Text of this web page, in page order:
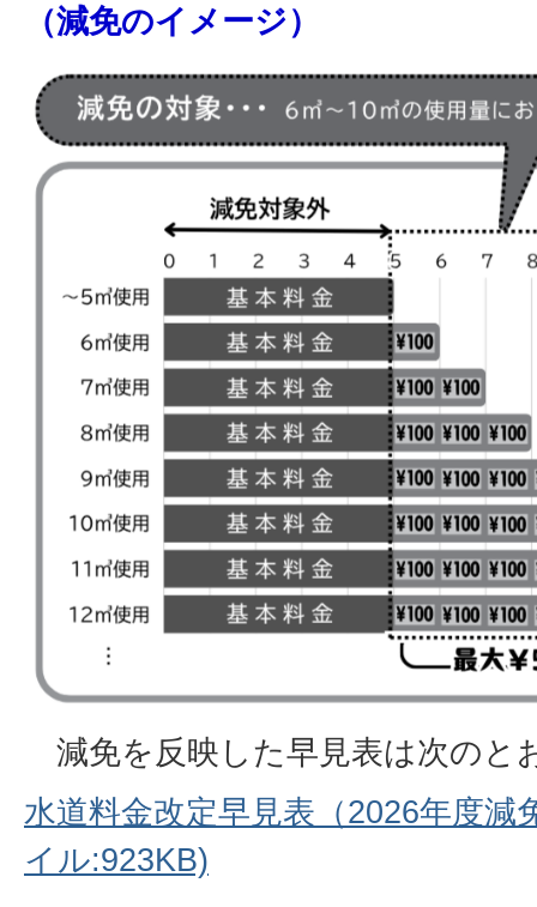
（減免のイメージ）
減免を反映した早見表は次のと
水道料金改定早見表（2026年度減
イル:923KB)